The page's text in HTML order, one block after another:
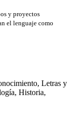
y proyectos
el lenguaje como
Letras y
Historia,